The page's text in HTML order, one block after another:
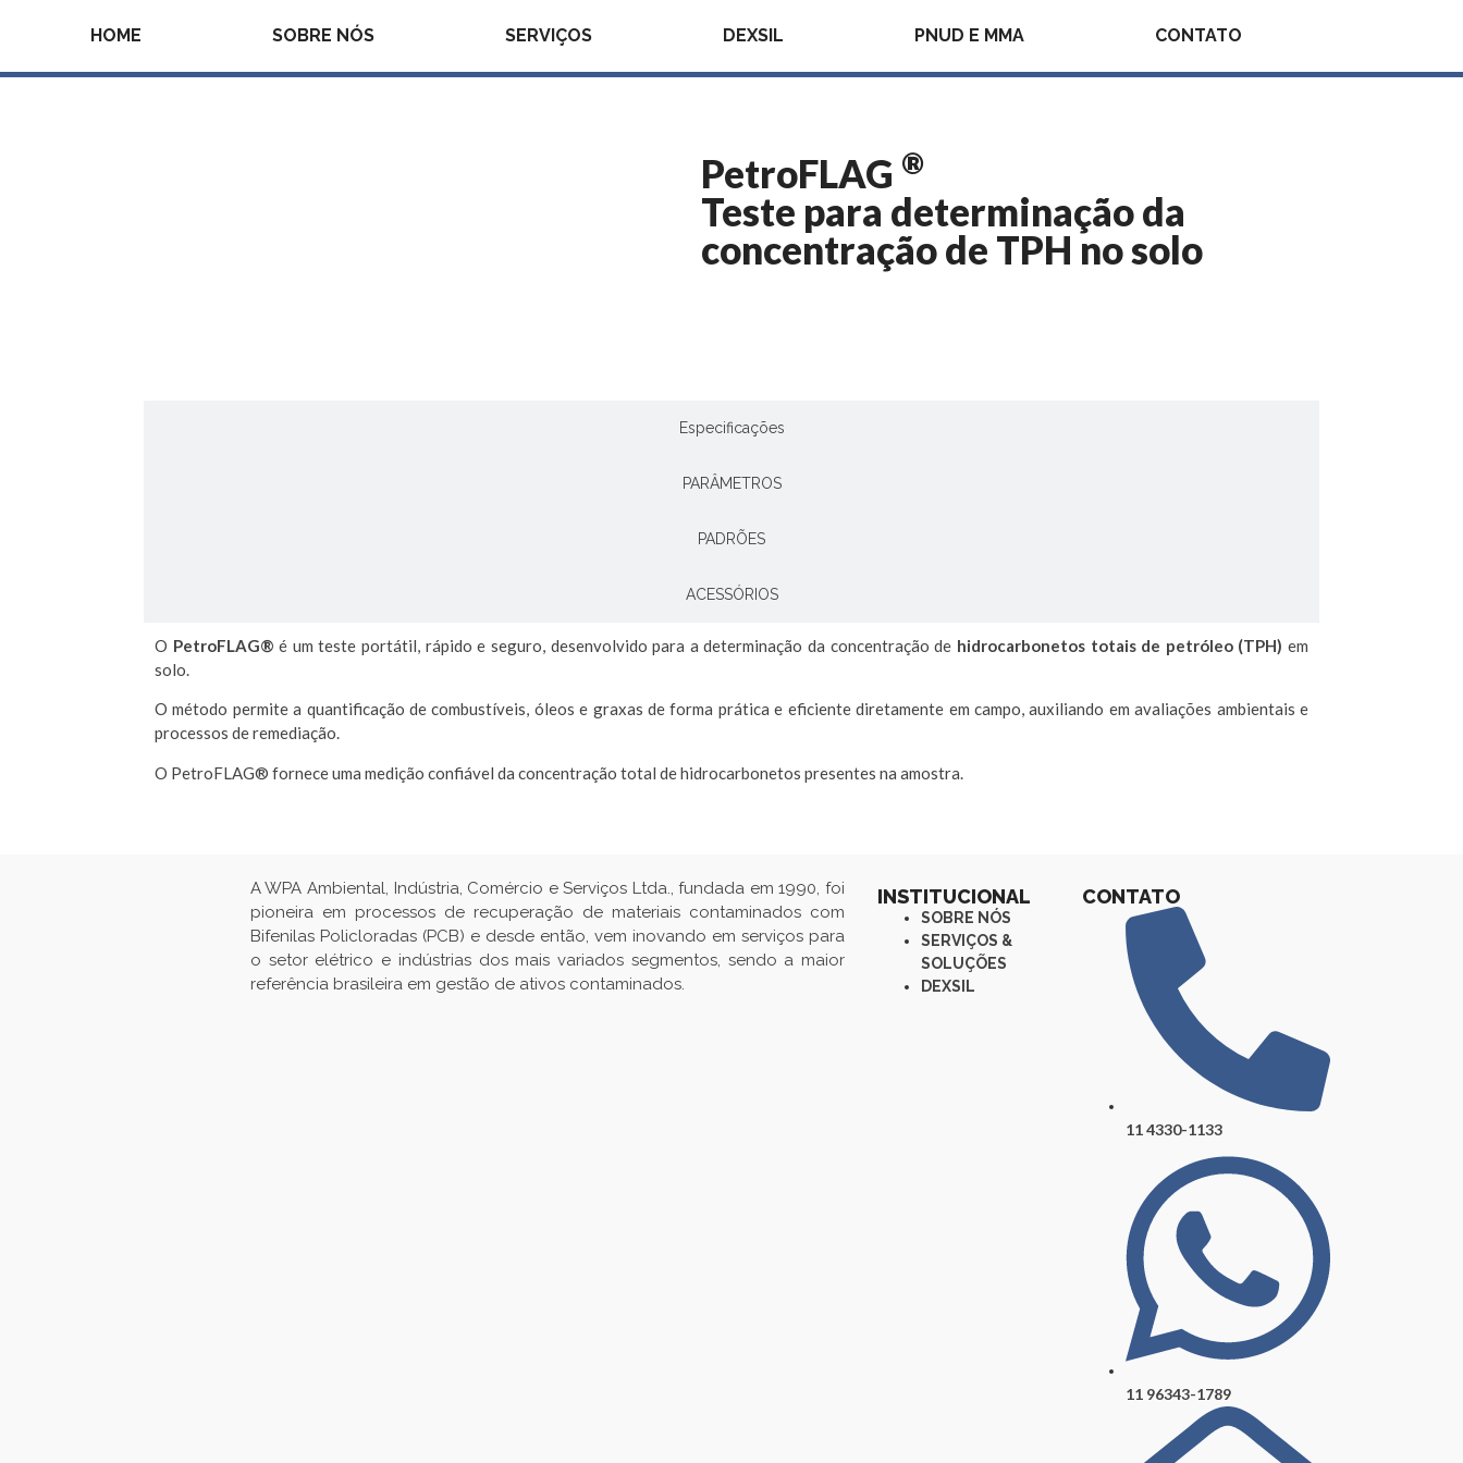
HOME SOBRE NÓS SERVIÇOS DEXSIL PNUD E MMA CONTATO
PetroFLAG ®
Teste para determinação da
concentração de TPH no solo
Especificações
PARÂMETROS
PADRÕES
ACESSÓRIOS
O PetroFLAG® é um teste portátil, rápido e seguro, desenvolvido para a determinação da concentração de hidrocarbonetos totais de petróleo (TPH) em
solo.
O método permite a quantificação de combustíveis, óleos e graxas de forma prática e eficiente diretamente em campo, auxiliando em avaliações ambientais e
processos de remediação.
O PetroFLAG® fornece uma medição confiável da concentração total de hidrocarbonetos presentes na amostra.
A WPA Ambiental, Indústria, Comércio e Serviços Ltda., fundada em 1990, foi
pioneira em processos de recuperação de materiais contaminados com
Bifenilas Policloradas (PCB) e desde então, vem inovando em serviços para
o setor elétrico e indústrias dos mais variados segmentos, sendo a maior
referência brasileira em gestão de ativos contaminados.
INSTITUCIONAL
SOBRE NÓS
SERVIÇOS &
SOLUÇÕES
DEXSIL
CONTATO
11 4330-1133
11 96343-1789